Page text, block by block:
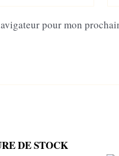
pour mon
DE STOCK